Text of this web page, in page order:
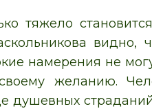
тяжело
видно,
намерения не
желанию.
душевных